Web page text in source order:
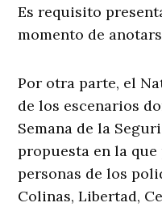
Es requisito
momento de
Por otra parte, el
de los escenarios
Semana de la
propuesta en la
personas de los
Colinas, Libertad,